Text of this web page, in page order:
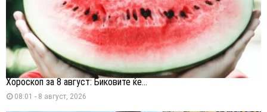
Хороскоп за 8 август: Биковите ќе...
08:01 - 8 август, 2026